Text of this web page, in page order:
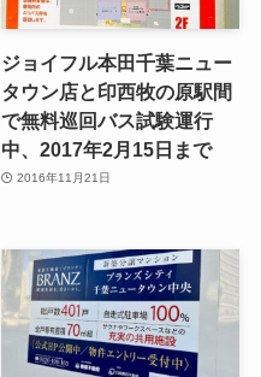
ジョイフル本田千葉ニュー
タウン店と印西牧の原駅間
で無料巡回バス試験運行
中、2017年2月15日まで
2016年11月21日